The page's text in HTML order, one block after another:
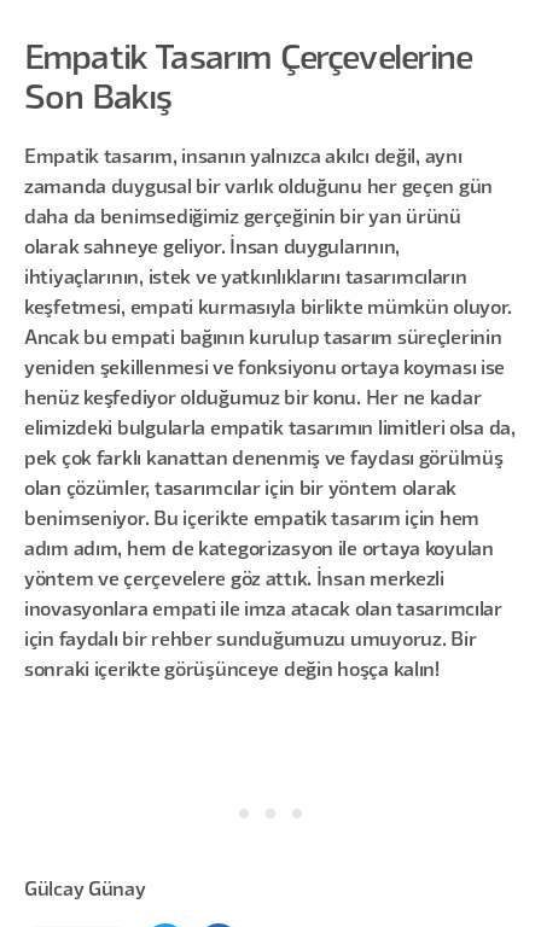
Empatik Tasarım Çerçevelerine
Son Bakış
Empatik tasarım, insanın yalnızca akılcı değil, aynı
zamanda duygusal bir varlık olduğunu her geçen gün
daha da benimsediğimiz gerçeğinin bir yan ürünü
olarak sahneye geliyor. İnsan duygularının,
ihtiyaçlarının, istek ve yatkınlıklarını tasarımcıların
keşfetmesi, empati kurmasıyla birlikte mümkün oluyor.
Ancak bu empati bağının kurulup tasarım süreçlerinin
yeniden şekillenmesi ve fonksiyonu ortaya koyması ise
henüz keşfediyor olduğumuz bir konu. Her ne kadar
elimizdeki bulgularla empatik tasarımın limitleri olsa da,
pek çok farklı kanattan denenmiş ve faydası görülmüş
olan çözümler, tasarımcılar için bir yöntem olarak
benimseniyor. Bu içerikte empatik tasarım için hem
adım adım, hem de kategorizasyon ile ortaya koyulan
yöntem ve çerçevelere göz attık. İnsan merkezli
inovasyonlara empati ile imza atacak olan tasarımcılar
için faydalı bir rehber sunduğumuzu umuyoruz. Bir
sonraki içerikte görüşünceye değin hoşça kalın!
Gülcay Günay